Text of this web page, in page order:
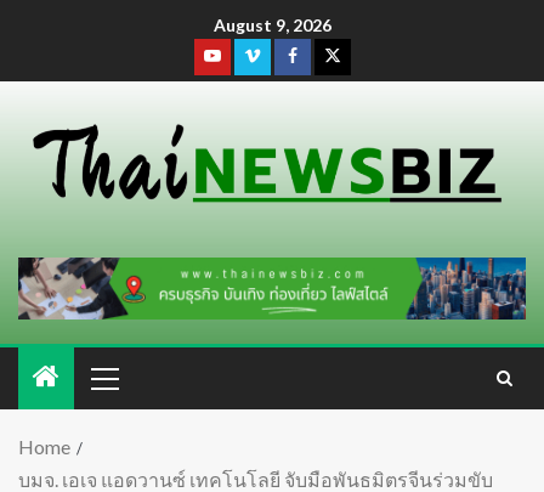
August 9, 2026
Home
บมจ. เอเจ แอดวานซ์ เทคโนโลยี จับมือพันธมิตรจีนร่วมขับ